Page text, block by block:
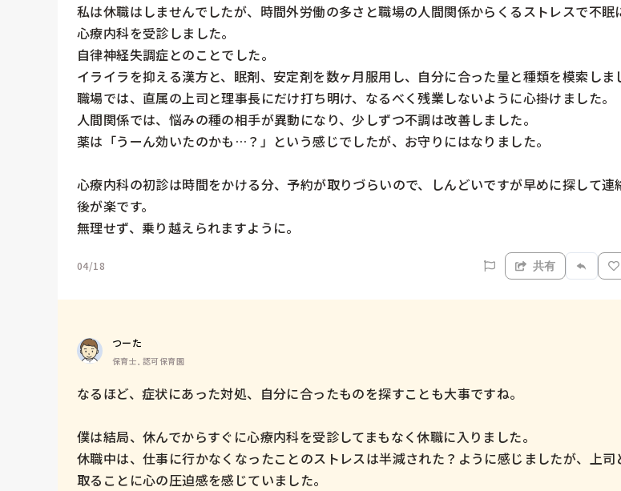
私は休職はしませんでしたが、時間外労働の多さと職場の人間関係からくるストレスで不眠
心療内科を受診しました。
自律神経失調症とのことでした。
イライラを抑える漢方と、眠剤、安定剤を数ヶ月服用し、自分に合った量と種類を模索しま
職場では、直属の上司と理事長にだけ打ち明け、なるべく残業しないように心掛けました。
人間関係では、悩みの種の相手が異動になり、少しずつ不調は改善しました。
薬は「うーん効いたのかも…？」という感じでしたが、お守りにはなりました。
心療内科の初診は時間をかける分、予約が取りづらいので、しんどいですが早めに探して連
後が楽です。
無理せず、乗り越えられますように。
04/18 共有
つーた
保育士, 認可保育園
なるほど、症状にあった対処、自分に合ったものを探すことも大事ですね。
僕は結局、休んでからすぐに心療内科を受診してまもなく休職に入りました。
休職中は、仕事に行かなくなったことのストレスは半減された？ように感じましたが、上司
取ることに心の圧迫感を感じていました。